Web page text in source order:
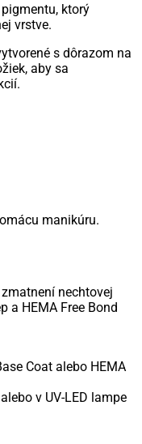
ktorý
vrstve.
s dôrazom na
aby sa
manikúru.
nechtovej
a HEMA Free Bond
Coat alebo HEMA
v UV-LED lampe